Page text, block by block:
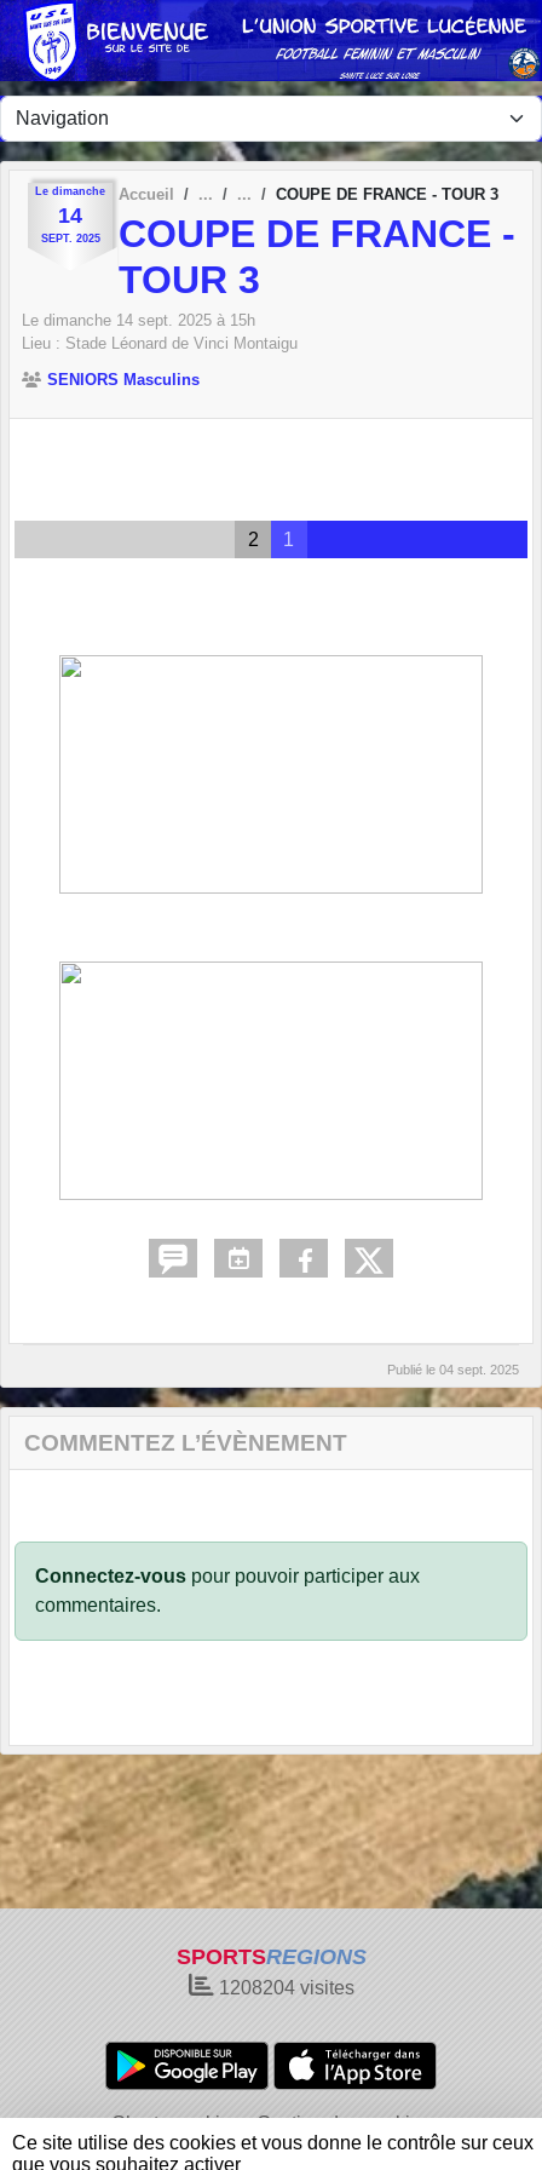
Le dimanche
14
SEPT. 2025
Accueil COUPE DE FRANCE - TOUR 3
COUPE DE FRANCE -
TOUR 3
Le dimanche 14 sept. 2025 à 15h
Lieu : Stade Léonard de Vinci Montaigu
SENIORS Masculins
2 1
Publié le 04 sept. 2025
COMMENTEZ L’ÉVÈNEMENT
Connectez-vous pour pouvoir participer aux
commentaires.
SPORTSREGIONS
1208204visites
Charte cookies
Gestion des cookies
Informations légales
Signaler un contenu inapproprié
Panneau de gestion des cookies
Ce site utilise des cookies et vous donne le contrôle sur ceux
que vous souhaitez activer